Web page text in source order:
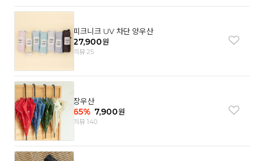
피크니크 UV 차단 양우산
27,900원
리뷰 25
장우산
65% 7,900원
리뷰 140